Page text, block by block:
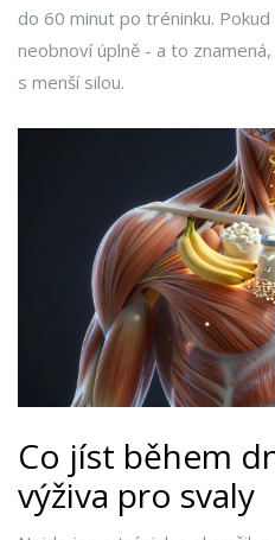
do 60 minut po tréninku.
neobnoví úplně - a to
s menší silou.
Co jíst během
výživa pro svaly